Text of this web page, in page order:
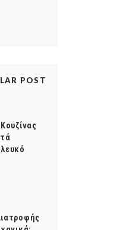
POST